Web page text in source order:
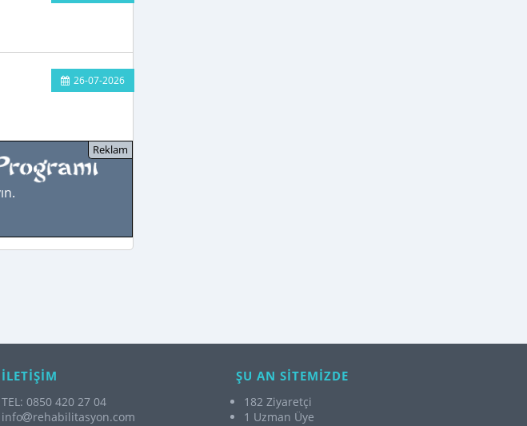
MERKEZİ ARIYORUM
26-07-2026
OLMAK ISTIYORUM. ORTAKLIK YAPISININ YALNIZCA ÖZEL EĞITIM ALANINDA ÇALIŞAN MESLEK
İLETİŞİM
TEL: 0850 420 27 04
info
rehabilitasyon.com
ŞU AN SİTEMİZDE
182 Ziyaretçi
1 Uzman Üye